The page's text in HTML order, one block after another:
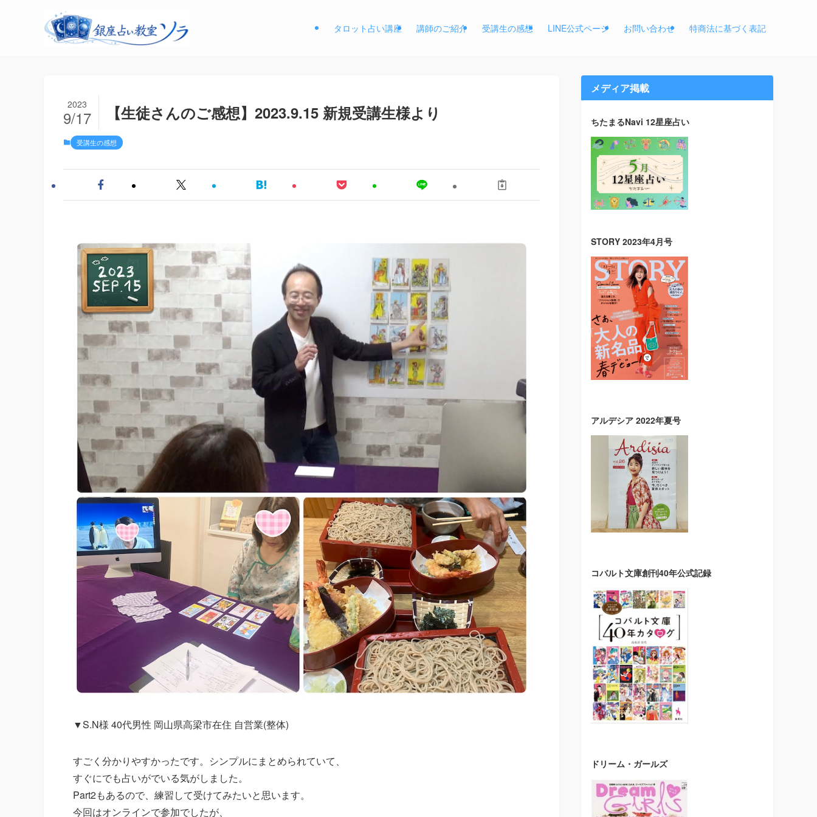
タロット占い講座 講師のご紹介 受講生の感想 LINE公式ページ お問い合わせ 特商法に基づく表記
【生徒さんのご感想】2023.9.15 新規受講生様より
2023
9/17
受講生の感想
▼S.N様 40代男性 岡山県高梁市在住 自営業(整体)
すごく分かりやすかったです。シンプルにまとめられていて、
すぐにでも占いがでいる気がしました。
Part2もあるので、練習して受けてみたいと思います。
今回はオンラインで参加でしたが、
メディア掲載
ちたまるNavi 12星座占い
STORY 2023年4月号
アルデシア 2022年夏号
コバルト文庫創刊40年公式記録
ドリーム・ガールズ